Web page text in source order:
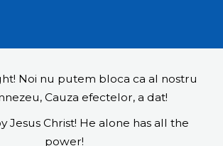
Noi nu putem bloca ca al nostru
Cauza efectelor, a dat!
Jesus Christ! He alone has all the
power!